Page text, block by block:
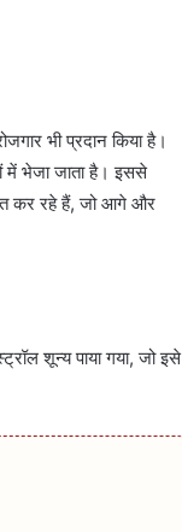
भी प्रदान किया है।
में भेजा जाता है। इससे
कर रहे हैं, जो आगे और
शून्य पाया गया, जो इसे